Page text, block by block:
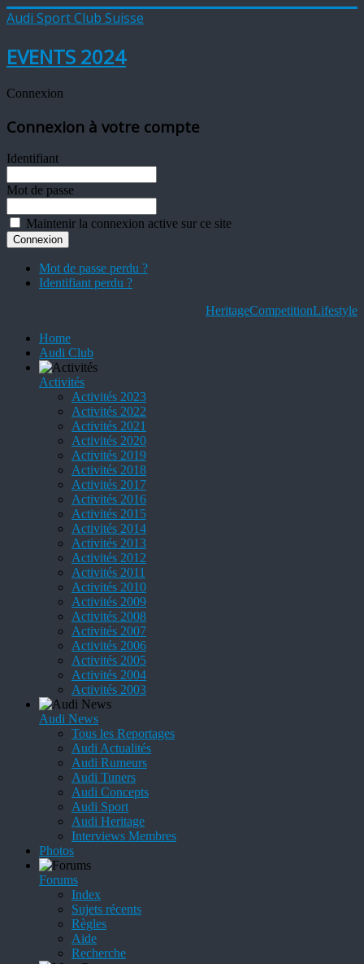
Audi Sport Club Suisse
EVENTS 2024
Connexion
Connexion à votre compte
Identifiant
Mot de passe
Maintenir la connexion active sur ce site
Mot de passe perdu ?
Identifiant perdu ?
HeritageCompetitionLifestyle
Home
Audi Club
Activités
Activités 2023
Activités 2022
Activités 2021
Activités 2020
Activités 2019
Activités 2018
Activités 2017
Activités 2016
Activités 2015
Activités 2014
Activités 2013
Activités 2012
Activités 2011
Activités 2010
Activités 2009
Activités 2008
Activités 2007
Activités 2006
Activités 2005
Activités 2004
Activités 2003
Audi News
Tous les Reportages
Audi Actualités
Audi Rumeurs
Audi Tuners
Audi Concepts
Audi Sport
Audi Heritage
Interviews Membres
Photos
Forums
Index
Sujets récents
Règles
Aide
Recherche